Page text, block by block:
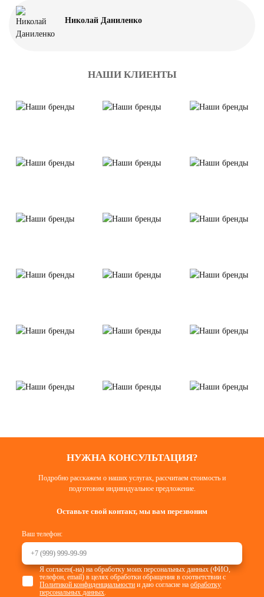
Николай Даниленко
НАШИ КЛИЕНТЫ
НУЖНА КОНСУЛЬТАЦИЯ?
Подробно расскажем о наших услугах, рассчитаем стоимость и
подготовим индивидуальное предложение.
Оставьте свой контакт, мы вам перезвоним
Ваш телефон:
Я согласен(-на) на обработку моих персональных данных (ФИО,
телефон, email) в целях обработки обращения в соответствии с
Политикой конфиденциальности и даю согласие наобработку
персональных данных